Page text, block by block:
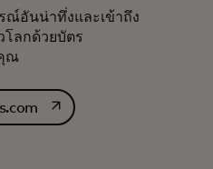
ณ์อันน่าทึ่งและเข้าถึง
โลกด้วยบัตร
ณ
opens in a new tab